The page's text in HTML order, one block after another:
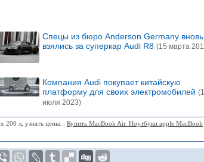
Спецы из бюро Anderson Germany вновь
взялись за суперкар Audi R8 (15 марта
Компания Audi покупает китайскую
платформу для своих электромобилей
июля 2023)
200 л, узнать цены. . Купить MacBook Air. Ноутбуки apple MacBook